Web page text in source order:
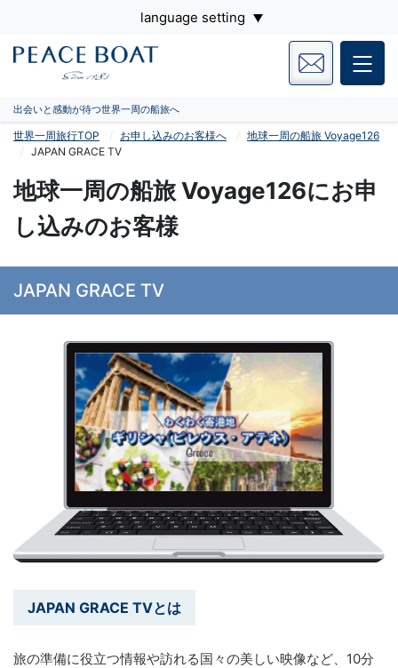
language setting
出会いと感動が待つ世界一周の船旅へ
世界一周旅行TOP お申し込みのお客様へ
地球一周の船旅 Voyage126
JAPAN GRACE TV
地球一周の船旅 Voyage126にお申
し込みのお客様
JAPAN GRACE TV
JAPAN GRACE TVとは
旅の準備に役立つ情報や訪れる国々の美しい映像など、10分